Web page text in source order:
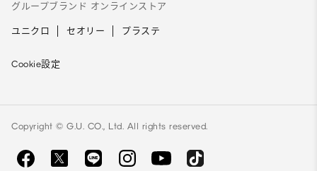
グループブランド オンラインストア
ユニクロ セオリー プラステ
Cookie設定
Copyright © G.U. CO., Ltd. All rights reserved.